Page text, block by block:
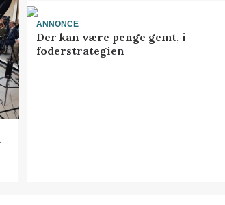
ANNONCE
Der kan være penge gemt, i
foderstrategien